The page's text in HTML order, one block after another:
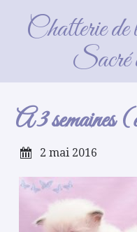
Chatterie
Sacré
A 3
A 3 semaines
2 mai 2016